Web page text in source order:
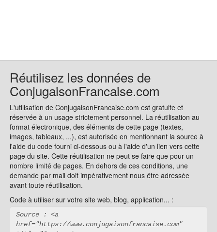
Réutilisez les données de
ConjugaisonFrancaise.com
L'utilisation de ConjugaisonFrancaise.com est gratuite et
réservée à un usage strictement personnel. La réutilisation au
format électronique, des éléments de cette page (textes,
images, tableaux, ...), est autorisée en mentionnant la source à
l'aide du code fourni ci-dessous ou à l'aide d'un lien vers cette
page du site. Cette réutilisation ne peut se faire que pour un
nombre limité de pages. En dehors de ces conditions, une
demande par mail doit impérativement nous être adressée
avant toute réutilisation.
Code à utiliser sur votre site web, blog, application... :